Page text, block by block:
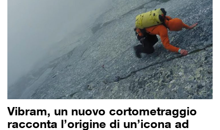
Vibram, un nuovo cortometraggio
racconta l’origine di un’icona ad